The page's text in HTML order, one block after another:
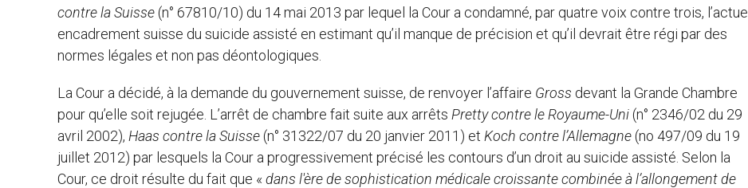
contre la Suisse (n° 67810/10) du 14 mai 2013 par lequel la Cour a condamné, par quatre voix contre trois, l’actuel
encadrement suisse du suicide assisté en estimant qu’il manque de précision et qu’il devrait être régi par des
normes légales et non pas déontologiques.
La Cour a décidé, à la demande du gouvernement suisse, de renvoyer l’affaire Gross devant la Grande Chambre
pour qu’elle soit rejugée. L’arrêt de chambre fait suite aux arrêts Pretty contre le Royaume-Uni (n° 2346/02 du 29
avril 2002), Haas contre la Suisse (n° 31322/07 du 20 janvier 2011) et Koch contre l’Allemagne (no 497/09 du 19
juillet 2012) par lesquels la Cour a progressivement précisé les contours d’un droit au suicide assisté. Selon la
Cour, ce droit résulte du fait que « dans l'ère de sophistication médicale croissante combinée à l’allongement de